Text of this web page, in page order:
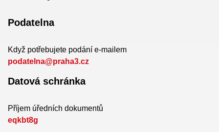
Podatelna
Když potřebujete podání e-mailem
podatelna@praha3.cz
Datová schránka
Příjem úředních dokumentů
eqkbt8g